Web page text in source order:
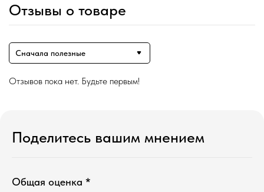
Отзывы о товаре
Сначала полезные
Отзывов пока нет. Будьте первым!
Поделитесь вашим мнением
Общая оценка *